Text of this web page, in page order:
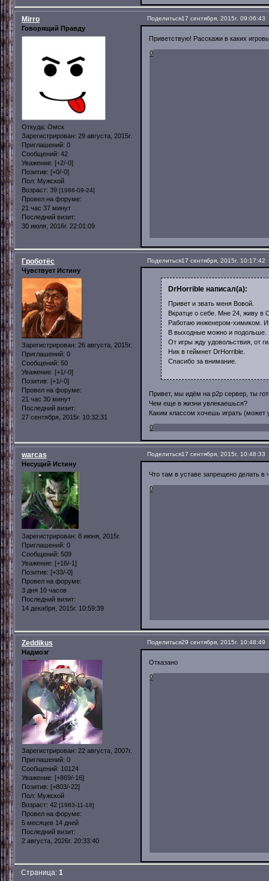
Поделиться17 сентября, 2015г. 09:06:43
Mirro
Говорящий Правду
Откуда: Омск
Зарегистрирован: 29 августа, 2015г.
Приглашений: 0
Сообщений: 42
Уважение: [+2/-0]
Позитив: [+0/-0]
Пол: Мужской
Возраст: 39 [1986-09-24]
Провел на форуме:
21 час 37 минут
Последний визит:
30 июля, 2016г. 22:01:09
Приветствую! Расскажи в каких
0
Поделиться17 сентября, 2015г. 10:17:42
Гроботёс
Чувствует Истину
Зарегистрирован: 26 августа, 2015г.
Приглашений: 0
Сообщений: 50
Уважение: [+1/-0]
Позитив: [+1/-0]
Провел на форуме:
21 час 30 минут
Последний визит:
27 сентября, 2015г. 10:32:31
DrHorrible написал(а):
Привет и звать меня Вовой.
Вкратце о себе. Мне 24, живу в
Работаю инженером-химиком.
В выходные можно и подольше.
От игры жду удовольствия, от
Ник в геймнет DrHorrible.
Спасибо за внимание.
Привет, мы идём на p2p сервер, ты
Чем еще в жизни увлекаешься?
Каким классом хочешь играть
0
Поделиться17 сентября, 2015г. 10:48:33
warcas
Несущий Истину
Зарегистрирован: 8 июня, 2015г.
Приглашений: 0
Сообщений: 509
Уважение: [+16/-1]
Позитив: [+33/-0]
Провел на форуме:
3 дня 10 часов
Последний визит:
14 декабря, 2015г. 10:59:39
Что там в уставе запрещено делать в
0
Поделиться29 сентября, 2015г. 10:48:49
Zeddikus
Надмозг
Зарегистрирован: 22 августа, 2007г.
Приглашений: 0
Сообщений: 10124
Уважение: [+869/-16]
Позитив: [+803/-22]
Пол: Мужской
Возраст: 42 [1983-11-18]
Провел на форуме:
5 месяцев 14 дней
Последний визит:
2 августа, 2026г. 20:33:40
Отказано
0
Страница:1